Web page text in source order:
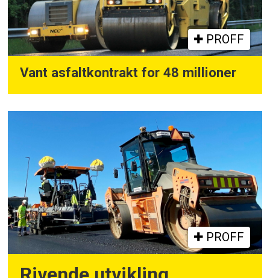
PROFF
Vant asfaltkontrakt for 48 millioner
PROFF